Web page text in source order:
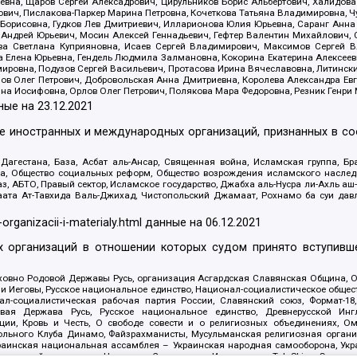
Пислакова-Паркер Марина Петровна, Кочеткова Татьяна Владимировна,
Гудков Лев Дмитриевич, Илларионова Юлия Юрьевна, Саранг
Юрьевич, Мосин Алексей Геннадьевич, Гефтер Валентин
Куприяновна, Исаев Сергей Владимирович, Максимов Сергей
Елена Юрьевна, Гендель Людмила Залмановна, Кокорина Екатерина
Подузов Сергей Васильевич, Протасова Ирина Вячеславовна,
Петрович, Добровольская Анна Дмитриевна, Королева Александра
Иосифовна, Орлов Олег Петрович, Полякова Мара Федоровна, Резник
на23.12.2021
и международных организаций, признанных в
База, Асбат аль-Ансар, Священная война, Исламская группа,
Общество социальных реформ, Общество возрождения исламского
АБТО, Правый сектор, Исламское государство, Джабха аль-Нусра ли-
Ат-Тавхида Валь-Джихад, Чистопольский Джамаат, Рохнамо ба суи
i-materialy.html данные на06.12.2021
в отношении которых судом принято
Родовой Державы Русь, организация Асгардская Славянская
Русское национальное единство, Национал-социалистическое
социалистическая рабочая партия России, Славянский союз,
Держава Русь, Русское национальное единство, Древнерусской
Кровь и Честь, О свободе совести и о религиозных объединениях,
Клуба Динамо, Файзрахманисты, Мусульманская религиозная
национальная ассамблея – Украинская народная самооборона,